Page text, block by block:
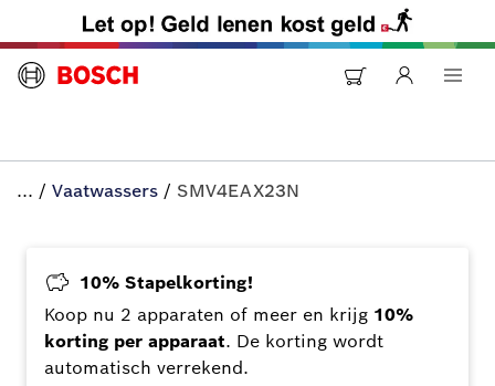
... / Vaatwassers / SMV4EAX23N
10% Stapelkorting!
Koop nu 2 apparaten of meer en krijg 10%
korting per apparaat. De korting wordt
automatisch verrekend.